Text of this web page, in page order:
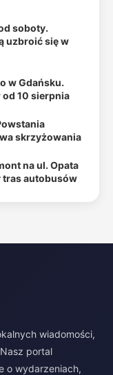
soboty.
uzbroić się w
w Gdańsku.
10 sierpnia
skrzyżowania
na ul. Opata
tras autobusów
wiadomości,
portal
o wydarzeniach,